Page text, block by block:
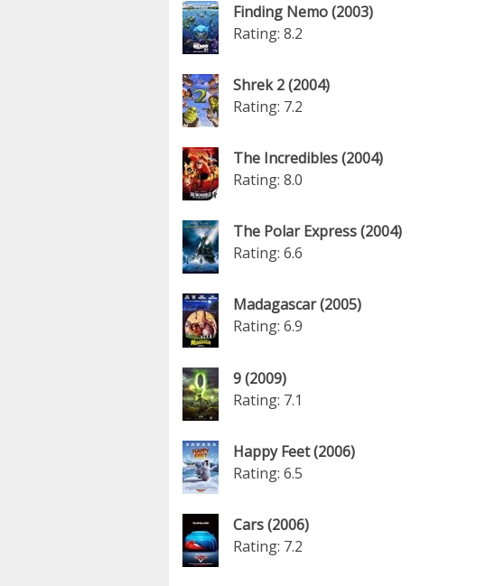
Finding Nemo (2003)
Rating: 8.2
Shrek 2 (2004)
Rating: 7.2
The Incredibles (2004)
Rating: 8.0
The Polar Express (2004)
Rating: 6.6
Madagascar (2005)
Rating: 6.9
9 (2009)
Rating: 7.1
Happy Feet (2006)
Rating: 6.5
Cars (2006)
Rating: 7.2